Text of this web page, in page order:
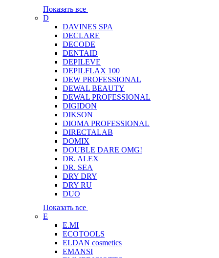
Показать все
D
DAVINES SPA
DECLARE
DECODE
DENTAID
DEPILEVE
DEPILFLAX 100
DEW PROFESSIONAL
DEWAL BEAUTY
DEWAL PROFESSIONAL
DIGIDON
DIKSON
DIOMA PROFESSIONAL
DIRECTALAB
DOMIX
DOUBLE DARE OMG!
DR. ALEX
DR. SEA
DRY DRY
DRY RU
DUO
Показать все
E
E.MI
ECOTOOLS
ELDAN cosmetics
EMANSI